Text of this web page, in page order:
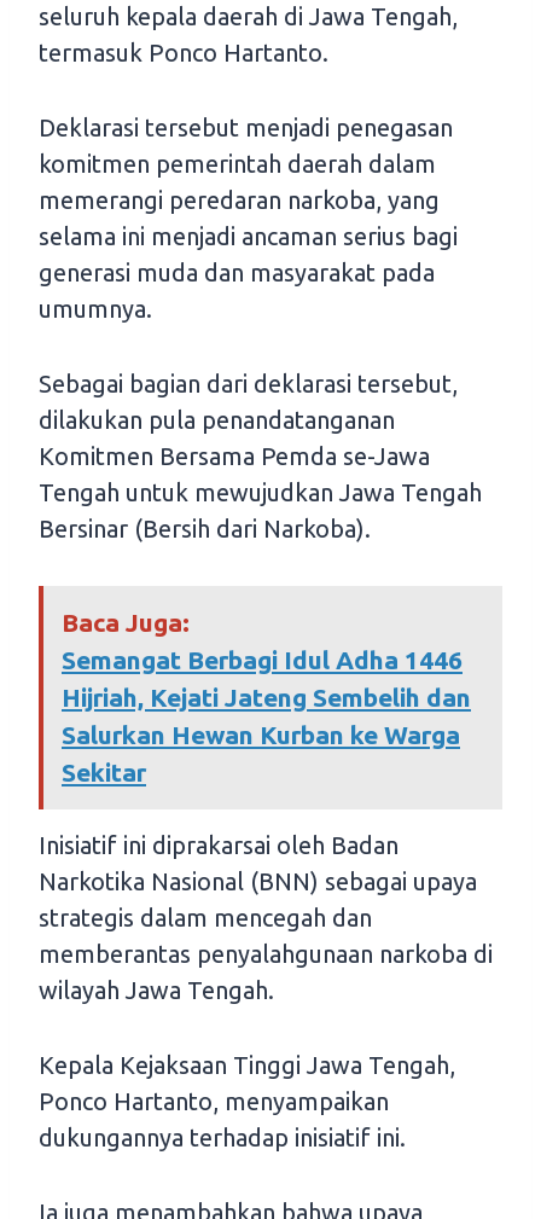
seluruh kepala daerah di Jawa Tengah,
termasuk Ponco Hartanto.
Deklarasi tersebut menjadi penegasan
komitmen pemerintah daerah dalam
memerangi peredaran narkoba, yang
selama ini menjadi ancaman serius bagi
generasi muda dan masyarakat pada
umumnya.
Sebagai bagian dari deklarasi tersebut,
dilakukan pula penandatanganan
Komitmen Bersama Pemda se-Jawa
Tengah untuk mewujudkan Jawa Tengah
Bersinar (Bersih dari Narkoba).
Baca Juga:
Semangat Berbagi Idul Adha 1446
Hijriah, Kejati Jateng Sembelih dan
Salurkan Hewan Kurban ke Warga
Sekitar
Inisiatif ini diprakarsai oleh Badan
Narkotika Nasional (BNN) sebagai upaya
strategis dalam mencegah dan
memberantas penyalahgunaan narkoba di
wilayah Jawa Tengah.
Kepala Kejaksaan Tinggi Jawa Tengah,
Ponco Hartanto, menyampaikan
dukungannya terhadap inisiatif ini.
Ia juga menambahkan bahwa upaya